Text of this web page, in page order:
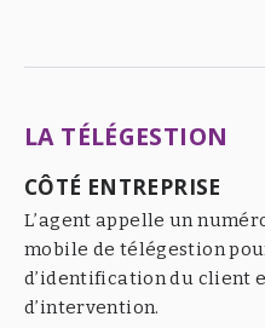
LA TÉLÉGESTION
CÔTÉ ENTREPRISE
L’agent appelle un
mobile de télégestion
d’identification du client
d’intervention.